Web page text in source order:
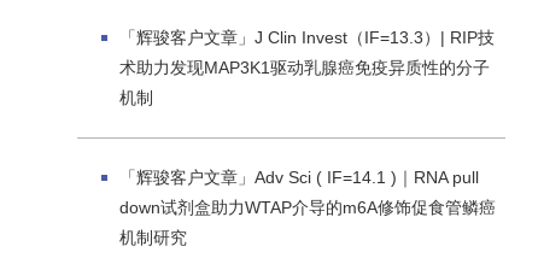
「辉骏客户文章」J Clin Invest（IF=13.3）| RIP技
术助力发现MAP3K1驱动乳腺癌免疫异质性的分子
机制
「辉骏客户文章」Adv Sci ( IF=14.1 )｜RNA pull
down试剂盒助力WTAP介导的m6A修饰促食管鳞癌
机制研究